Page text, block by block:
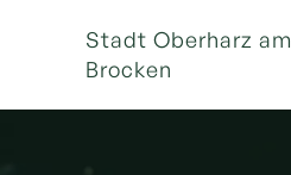
Stadt Oberharz am
Brocken